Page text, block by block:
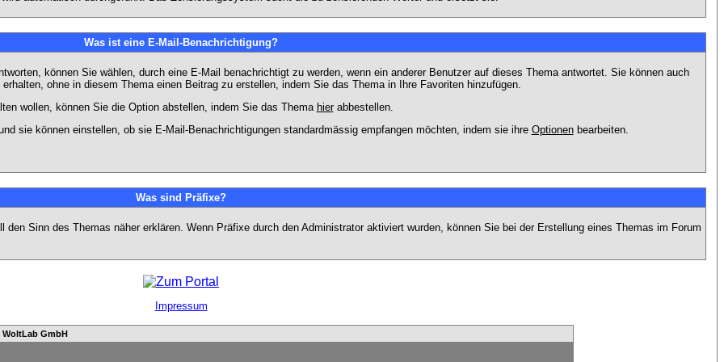
Was ist eine E-Mail-Benachrichtigung?
können Sie wählen, durch eine E-Mail benachrichtigt zu werden, wenn ein anderer Benutzer auf dieses Thema antwortet. Sie können auch
ohne in diesem Thema einen Beitrag zu erstellen, indem Sie das Thema in Ihre Favoriten hinzufügen.
wollen, können Sie die Option abstellen, indem Sie das Thema hierabbestellen.
sie können einstellen, ob sie E-Mail-Benachrichtigungen standardmässig empfangen möchten, indem sie ihre Optionenbearbeiten.
Was sind Präfixe?
Sinn des Themas näher erklären. Wenn Präfixe durch den Administrator aktiviert wurden, können Sie bei der Erstellung eines Themas im Forum
Impressum
WoltLab GmbH